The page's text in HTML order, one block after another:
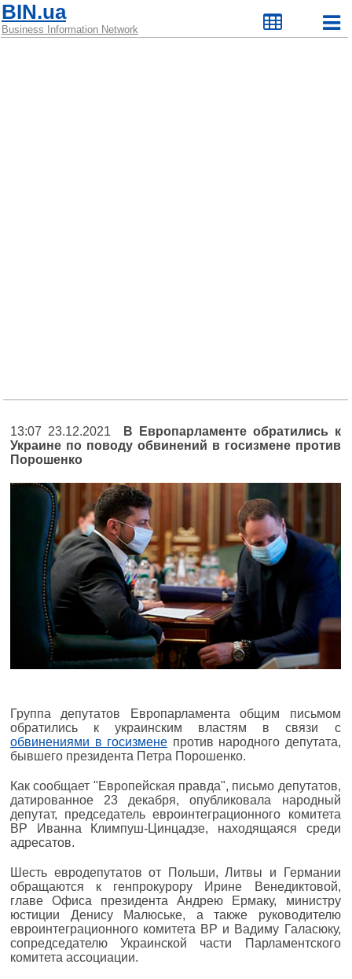
BIN.ua
Business Information Network
13:07 23.12.2021
В Европарламенте обратились к
Украине по поводу обвинений в госизмене против
Порошенко
Группа депутатов Европарламента общим письмом
обратились к украинским властям в связи с
обвинениями в госизмене против народного депутата,
бывшего президента Петра Порошенко.
Как сообщает "Европейская правда", письмо депутатов,
датированное 23 декабря, опубликовала народный
депутат, председатель евроинтеграционного комитета
ВР Иванна Климпуш-Цинцадзе, находящаяся среди
адресатов.
Шесть евродепутатов от Польши, Литвы и Германии
обращаются к генпрокурору Ирине Венедиктовой,
главе Офиса президента Андрею Ермаку, министру
юстиции Денису Малюське, а также руководителю
евроинтеграционного комитета ВР и Вадиму Галасюку,
сопредседателю Украинской части Парламентского
комитета ассоциации.